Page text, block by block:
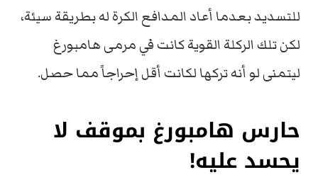
للتسديد بعدما أعاد المدافع الكرة له بطريقة سيئة،
لكن تلك الركلة القوية كانت في مرمى هامبورغ
ليتمنى لو أنه تركها لكانت أقل إحراجاً مما حصل.
حارس هامبورغ بموقف لا
يحسد عليه!